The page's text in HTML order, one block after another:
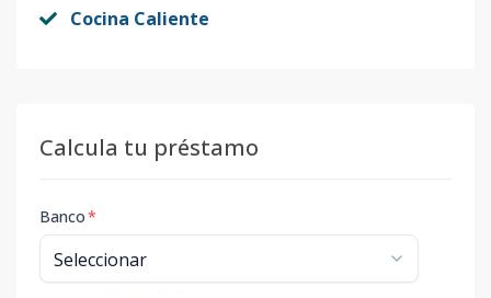
Cocina Caliente
Calcula tu préstamo
Banco*